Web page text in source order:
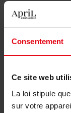
Consentement
Ce site web
La loi stipule
sur votre
SENSAI
Coffret
coffret